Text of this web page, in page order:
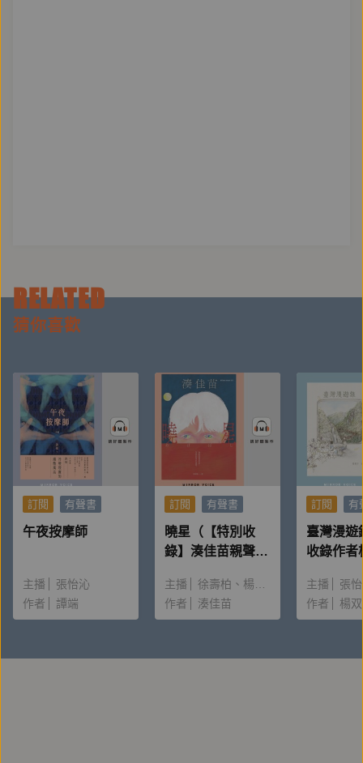
RELATED
猜你喜歡
訂閱 有聲書
午夜按摩師
主播
張怡沁
作者
譚端
訂閱 有聲書
曉星（【特別收
錄】湊佳苗親聲朗
主播 徐壽柏
楊雅淳
作者
湊佳苗
訂閱 有
臺灣漫遊
收錄作者
主播
張
作者
楊